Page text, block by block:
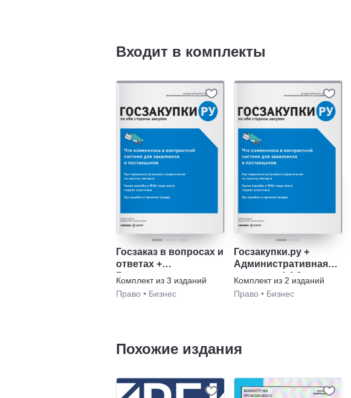
Входит в комплекты
Госзаказ в вопросах и
ответах +
Госзакупки.ру +
Административная
практика ФАС
Комплект из 3 изданий
Право • Бизнес
Госзакупки.ру +
Административная
практика ФАС
Комплект из 2 изданий
Право • Бизнес
Похожие издания